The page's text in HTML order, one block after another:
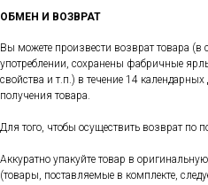
ОБМЕН И ВОЗВРАТ
Вы можете произвести возврат товара (в
употреблении, сохранены фабричные
свойства и т.п.) в течение 14
получения товара.
Для того, чтобы осуществить возврат по
Аккуратно упакуйте товар в
(товары, поставляемые в комплекте,